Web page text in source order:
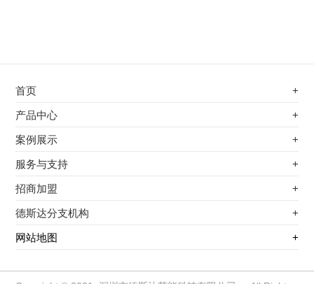
首页 +
不锈钢专用电磁加热器
电磁蒸汽发生器
电磁加热棒配件
扩散泵电磁加热器
产品中心 +
不锈钢专用电磁加热器
电磁蒸汽发生器
电磁加热棒配件
案例展示 +
最新案例
其他应用
服务与支持 +
服务覆盖网络
服务流程
招商加盟 +
前景分析
加盟条件
加盟流程
德斯达分支机构 +
江信电子机构
网站地图 +